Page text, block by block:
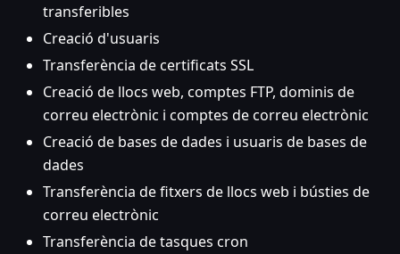
transferibles
Creació d'usuaris
Transferència de certificats SSL
Creació de llocs web, comptes FTP, dominis de
correu electrònic i comptes de correu electrònic
Creació de bases de dades i usuaris de bases de
dades
Transferència de fitxers de llocs web i bústies de
correu electrònic
Transferència de tasques cron